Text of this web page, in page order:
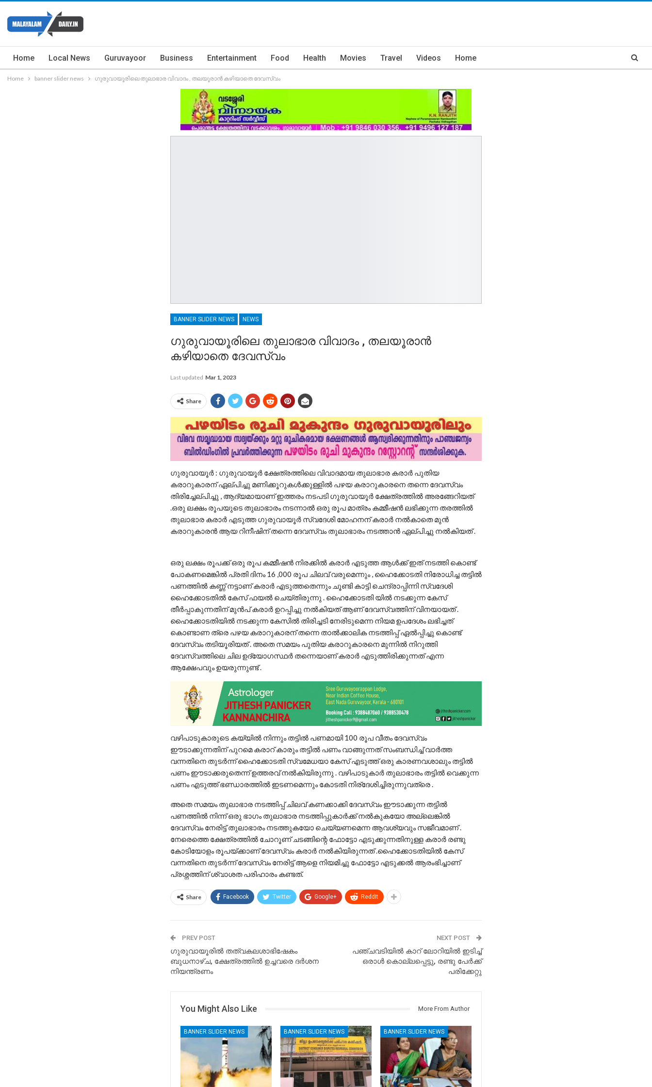
Home Local News Guruvayoor Business Entertainment Food Health Movies Travel Videos Home
Home banner slider news ഗുരുവായൂരിലെ തുലാഭാര വിവാദം , തലയൂരാൻ കഴിയാതെ ദേവസ്വം
BANNER SLIDER NEWS NEWS
ഗുരുവായൂരിലെ തുലാഭാര വിവാദം , തലയൂരാൻ
കഴിയാതെ ദേവസ്വം
Last updated Mar 1, 2023
Share
ഗുരുവായൂർ : ഗുരുവായൂർ ക്ഷേത്രത്തിലെ വിവാദമായ തുലാഭാര കരാർ പുതിയ
കരാറുകാരന് ഏല്പിച്ചു മണിക്കൂറുകൾക്കുള്ളിൽ പഴയ കരാറുകാരനെ തന്നെ ദേവസ്വം
തിരിച്ചേല്പിച്ചു , ആദ്യമായാണ് ഇത്തരം നടപടി ഗുരുവായൂർ ക്ഷേത്രത്തിൽ അരങ്ങേറിയത്
.ഒരു ലക്ഷം രൂപയുടെ തുലാഭാരം നടന്നാൽ ഒരു രൂപ മാത്രം കമ്മീഷൻ ലഭിക്കുന്ന തരത്തിൽ
തുലാഭാര കരാർ എടുത്ത ഗുരുവായൂർ സ്വദേശി മോഹനന് കരാർ നൽകാതെ മുൻ
കരാറുകാരൻ ആയ റിനീഷിന് തന്നെ ദേവസ്വം തുലാഭാരം നടത്താൻ ഏല്പിച്ചു നൽകിയത് .
ഒരു ലക്ഷം രൂപക്ക് ഒരു രൂപ കമ്മീഷൻ നിരക്കിൽ കരാർ എടുത്ത ആൾക്ക് ഇത് നടത്തി കൊണ്ട്
പോകണമെങ്കിൽ പ്രതി ദിനം 16 ,000 രൂപ ചിലവ് വരുമെന്നും , ഹൈക്കോടതി നിരോധിച്ച തട്ടിൽ
പണത്തിൽ കണ്ണ് നട്ടാണ് കരാർ എടുത്തതെന്നും ചൂണ്ടി കാട്ടി ചെന്ദ്രാപ്പിന്നി സ്വദേശി
ഹൈക്കോടതിൽ കേസ് ഫയൽ ചെയ്തിരുന്നു . ഹൈക്കോടതി യിൽ നടക്കുന്ന കേസ്
തീർപ്പാകുന്നതിന് മുൻപ് കരാർ ഉറപ്പിച്ചു നൽകിയത് ആണ് ദേവസ്വത്തിന് വിനയായത് .
ഹൈക്കോടതിയിൽ നടക്കുന്ന കേസിൽ തിരിച്ചടി നേരിടുമെന്ന നിയമ ഉപദേശം ലഭിച്ചത്
കൊണ്ടാണ ത്രെ പഴയ കരാറുകാരന് തന്നെ താൽക്കാലിക നടത്തിപ്പ് ഏൽപ്പിച്ചു കൊണ്ട്
ദേവസ്വം തടിയൂരിയത് . അതെ സമയം പുതിയ കരാറുകാരനെ മുന്നിൽ നിറുത്തി
ദേവസ്വത്തിലെ ചില ഉദ്യോഗസ്ഥർ തന്നെയാണ് കരാർ എടുത്തിരിക്കുന്നത് എന്ന
ആക്ഷേപവും ഉയരുന്നുണ്ട് .
വഴിപാടുകാരുടെ കയ്യിൽ നിന്നും തട്ടിൽ പണമായി 100 രൂപ വീതം ദേവസ്വം
ഈടാക്കുന്നതിന് പുറമെ കരാറ് കാരും തട്ടിൽ പണം വാങ്ങുന്നത് സംബന്ധിച്ച് വാർത്ത
വന്നതിനെ തുടർന്ന് ഹൈക്കോടതി സ്വമേധയാ കേസ് എടുത്ത് ഒരു കാരണവശാലും തട്ടിൽ
പണം ഈടാക്കരുതെന്ന് ഉത്തരവ് നൽകിയിരുന്നു . വഴിപാടുകാർ തുലാഭാരം തട്ടിൽ വെക്കുന്ന
പണം എടുത്ത് ഭണ്ഡാരത്തിൽ ഇടണമെന്നും കോടതി നിര്ദേശിച്ചിരുന്നുവത്രെ .
അതെ സമയം തുലാഭാര നടത്തിപ്പ് ചിലവ് കണക്കാക്കി ദേവസ്വം ഈടാക്കുന്ന തട്ടിൽ
പണത്തിൽ നിന്ന് ഒരു ഭാഗം തുലാഭാര നടത്തിപ്പുകാർക്ക് നൽകുകയോ അല്ലെങ്കിൽ
ദേവസ്വം നേരിട്ട് തുലാഭാരം നടത്തുകയോ ചെയ്യണമെന്ന ആവശ്യവും സജീവമാണ് .
നേരെത്തെ ക്ഷേത്രത്തിൽ ചോറൂണ് ചടങ്ങിന്റെ ഫോട്ടോ എടുക്കുന്നതിനുള്ള കരാർ രണ്ടു
കോടിയോളം രൂപയ്ക്കാണ് ദേവസ്വം കരാർ നൽകിയിരുന്നത് .ഹൈക്കോടതിയിൽ കേസ്
വന്നതിനെ തുടർന്ന് ദേവസ്വം നേരിട്ട് ആളെ നിയമിച്ചു ഫോട്ടോ എടുക്കൽ ആരംഭിച്ചാണ്
പ്രശ്നത്തിന് ശ്വാശത പരിഹാരം കണ്ടത്.
Share Facebook Twitter Google+ ReddIt
PREV POST
ഗുരുവായൂരിൽ തത്വകലശാഭിഷേകം
ബുധനാഴ്ച, ക്ഷേത്രത്തിൽ ഉച്ചവരെ ദർശന
നിയന്ത്രണം
NEXT POST
പഞ്ചവടിയിൽ കാറ് ലോറിയിൽ ഇടിച്ച്
ഒരാൾ കൊല്ലപ്പെട്ടു, രണ്ടു പേർക്ക്
പരിക്കേറ്റു
You Might Also Like More From Author
BANNER SLIDER NEWS BANNER SLIDER NEWS BANNER SLIDER NEWS